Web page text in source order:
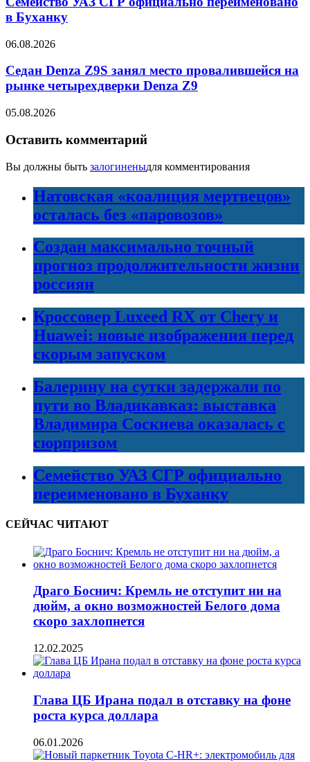
в Буханку
06.08.2026
Седан Denza Z9S занял место провалившейся на
рынке четырехдверки Denza Z9
05.08.2026
Оставить комментарий
Вы должны быть залогиненыдля комментирования
Натовская «коалиция мертвецов»
осталась без «паровозов»
Создан максимально точный
прогноз продолжительности жизни
россиян
Кроссовер Luxeed RX от Chery и
Huawei: новые изображения перед
скорым запуском
Балерину на сутки задержали по
пути во Владикавказ: выставка
Владимира Соскиева оказалась с
сюрпризом
Семейство УАЗ СГР официально
переименовано в Буханку
СЕЙЧАС ЧИТАЮТ
Драго Боснич: Кремль не отступит ни на
дюйм, а окно возможностей Белого дома
скоро захлопнется
12.02.2025
Глава ЦБ Ирана подал в отставку на фоне
роста курса доллара
06.01.2026